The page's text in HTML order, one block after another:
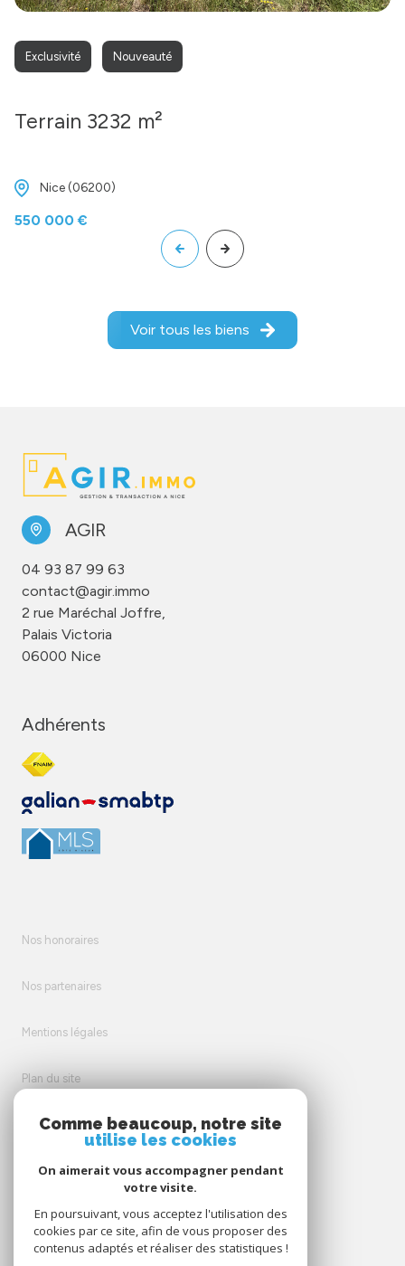
Exclusivité Nouveauté
Terrain 3232 m²
Nice (06200)
550 000 €
Voir tous les biens
AGIR
04 93 87 99 63
contact@agir.immo
2 rue Maréchal Joffre,
Palais Victoria
06000 Nice
Adhérents
Nos honoraires
Nos partenaires
Mentions légales
Plan du site
Admin
Politique RGPD
Cookies
Comme beaucoup, notre site
utilise les cookies
On aimerait vous accompagner pendant
votre visite.
En poursuivant, vous acceptez l'utilisation des
cookies par ce site, afin de vous proposer des
contenus adaptés et réaliser des statistiques !